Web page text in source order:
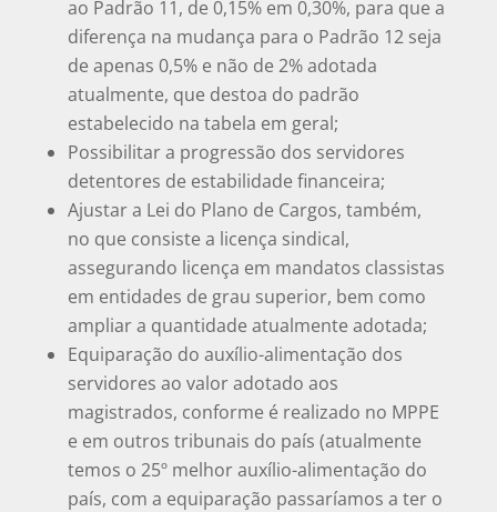
ao Padrão 11, de 0,15% em 0,30%, para que a
diferença na mudança para o Padrão 12 seja
de apenas 0,5% e não de 2% adotada
atualmente, que destoa do padrão
estabelecido na tabela em geral;
Possibilitar a progressão dos servidores
detentores de estabilidade financeira;
Ajustar a Lei do Plano de Cargos, também,
no que consiste a licença sindical,
assegurando licença em mandatos classistas
em entidades de grau superior, bem como
ampliar a quantidade atualmente adotada;
Equiparação do auxílio-alimentação dos
servidores ao valor adotado aos
magistrados, conforme é realizado no MPPE
e em outros tribunais do país (atualmente
temos o 25º melhor auxílio-alimentação do
país, com a equiparação passaríamos a ter o